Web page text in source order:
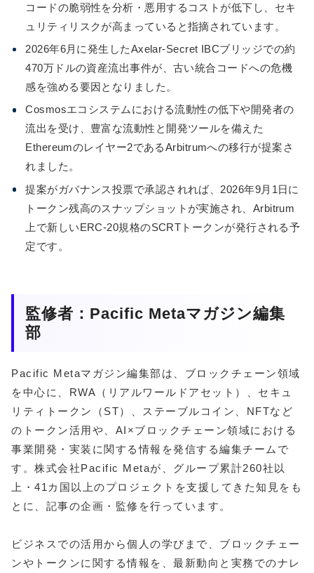
コードの脆弱性を分析・悪用するコストが低下し、セキ
ュリティリスクが高まっていると指摘されています。
2026年6月に発生したAxelar-Secret IBCブリッジでの約
470万ドルの資産流出事件が、古い統合コードへの危機
感を強める要因となりました。
Cosmosエコシステムにおける流動性の低下や開発者の
流出を受け、豊富な流動性と開発ツールを備えた
Ethereumのレイヤー2であるArbitrumへの移行が提案さ
れました。
提案がガバナンス投票で承認されれば、2026年9月1日に
トークン残高のスナップショットが実施され、Arbitrum
上で新しいERC-20規格のSCRTトークンが発行される予
定です。
監修者：Pacific Metaマガジン編集
部
Pacific Metaマガジン編集部は、ブロックチェーン領域
を中心に、RWA（リアルワールドアセット）、セキュ
リティトークン（ST）、ステーブルコイン、NFTなど
のトークン活用や、AI×ブロックチェーン領域における
事業開発・実装に関する情報を発信する編集チームで
す。株式会社Pacific Metaが、グループ累計260社以
上・41カ国以上のプロジェクトを支援してきた知見をも
とに、記事の企画・監修を行っています。
ビジネスでの活用から個人の学びまで、ブロックチェー
ンやトークンに関する情報を、最新動向と実務でのナレ